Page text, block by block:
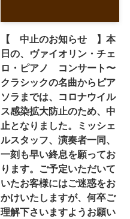
【 中止のお知らせ 】本
日の、ヴァイオリン・チェ
ロ・ピアノ コンサート〜
クラシックの名曲からピア
ソラまでは、コロナウイル
ス感染拡大防止のため、中
止となりました。ミッシェ
ルスタッフ、演奏者一同、
一刻も早い終息を願ってお
ります。ご予定いただいて
いたお客様にはご迷惑をお
かけいたしますが、何卒ご
理解下さいますようお願い